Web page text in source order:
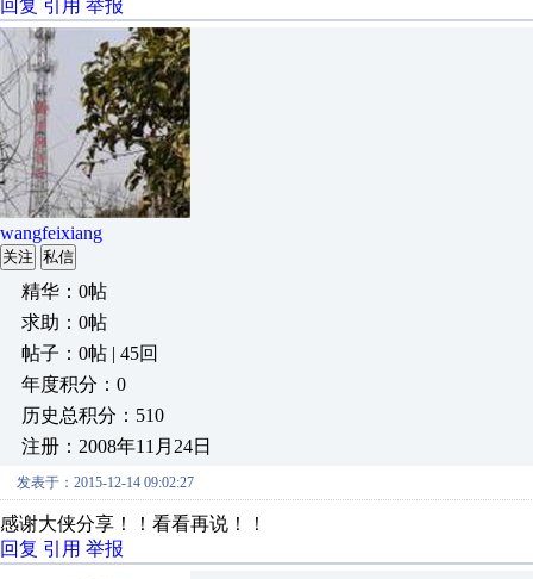
回复 引用 举报
wangfeixiang
关注 私信
精华：0帖
求助：0帖
帖子：0帖 | 45回
年度积分：0
历史总积分：510
注册：2008年11月24日
发表于：2015-12-14 09:02:27
感谢大侠分享！！看看再说！！
回复 引用 举报